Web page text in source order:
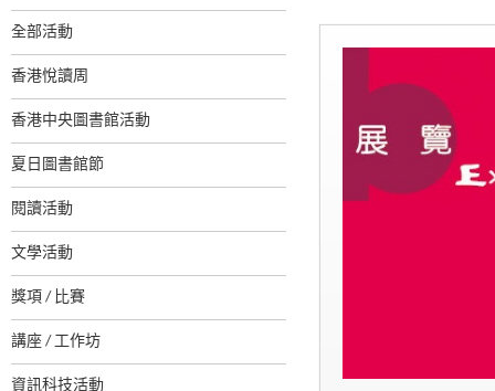
全部活動
香港悅讀周
香港中央圖書館活動
夏日圖書館節
閱讀活動
文學活動
獎項 / 比賽
講座 / 工作坊
資訊科技活動